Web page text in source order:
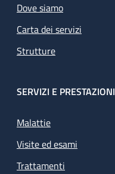
Dove siamo
Carta dei servizi
Strutture
SERVIZI E PRESTAZIONI
Malattie
Visite ed esami
Trattamenti